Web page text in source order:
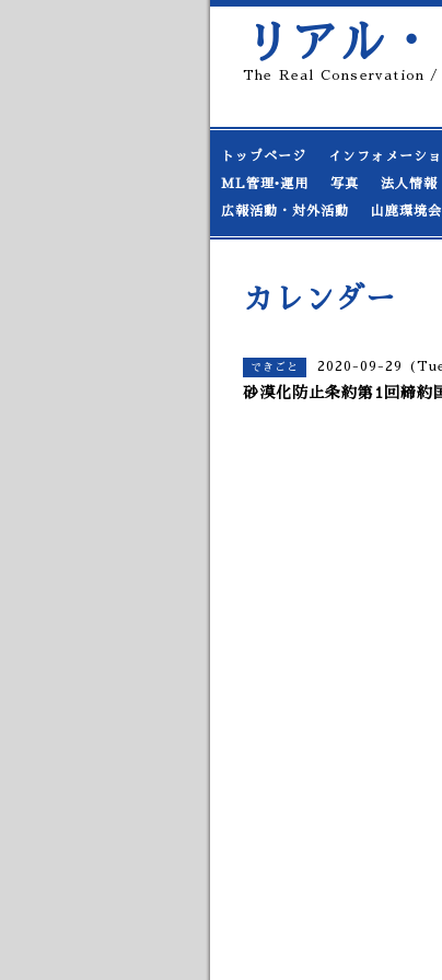
リアル
The Real Conservation /
トップページ インフォメーシ
ML管理•運用 写真 法人情報
広報活動・対外活動 山鹿環境
カレンダー
できごと 2020-09-29
砂漠化防止条約第1回締